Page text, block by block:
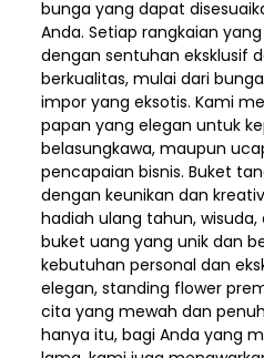
bunga yang dapat
Anda. Setiap rangkaian
dengan sentuhan eksklusif
berkualitas, mulai dari
impor yang eksotis. Kami
papan yang elegan untuk
belasungkawa, maupun
pencapaian bisnis. Buket
dengan keunikan dan
hadiah ulang tahun, wisuda,
buket uang yang unik dan
kebutuhan personal dan
elegan, standing flower
cita yang mewah dan
hanya itu, bagi Anda yang